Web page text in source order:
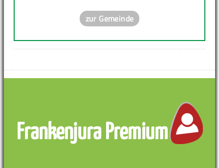
zur Gemeinde
Frankenjura Premium